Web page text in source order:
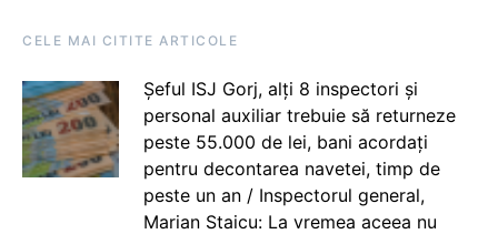
CELE MAI CITITE ARTICOLE
Șeful ISJ Gorj, alți 8 inspectori și
personal auxiliar trebuie să returneze
peste 55.000 de lei, bani acordați
pentru decontarea navetei, timp de
peste un an / Inspectorul general,
Marian Staicu: La vremea aceea nu